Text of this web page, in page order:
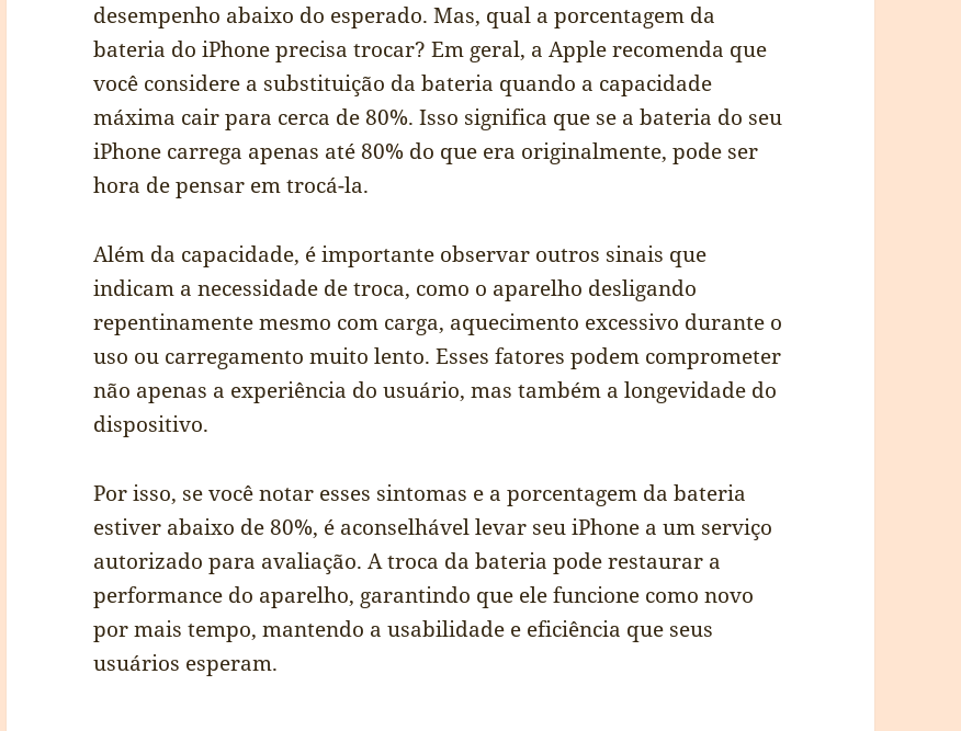
desempenho abaixo do esperado. Mas, qual a porcentagem da
bateria do iPhone precisa trocar? Em geral, a Apple recomenda que
você considere a substituição da bateria quando a capacidade
máxima cair para cerca de 80%. Isso significa que se a bateria do seu
iPhone carrega apenas até 80% do que era originalmente, pode ser
hora de pensar em trocá-la.
Além da capacidade, é importante observar outros sinais que
indicam a necessidade de troca, como o aparelho desligando
repentinamente mesmo com carga, aquecimento excessivo durante o
uso ou carregamento muito lento. Esses fatores podem comprometer
não apenas a experiência do usuário, mas também a longevidade do
dispositivo.
Por isso, se você notar esses sintomas e a porcentagem da bateria
estiver abaixo de 80%, é aconselhável levar seu iPhone a um serviço
autorizado para avaliação. A troca da bateria pode restaurar a
performance do aparelho, garantindo que ele funcione como novo
por mais tempo, mantendo a usabilidade e eficiência que seus
usuários esperam.